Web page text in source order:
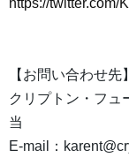
https://twitter.com/
【お問い合わせ先】
クリプトン・フュ
当
E-mail：